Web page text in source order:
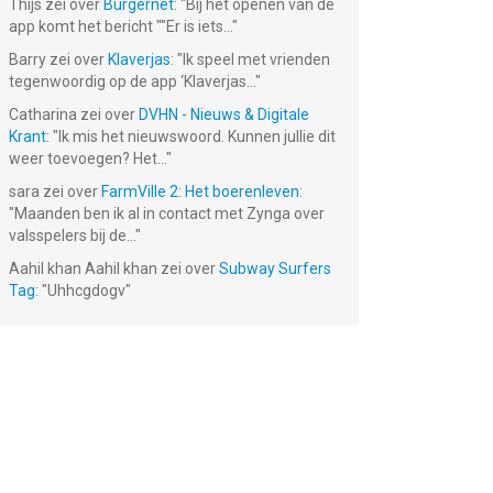
Thijs zei over Burgernet: "Bij het openen van de
app komt het bericht ""Er is iets... "
Barry zei over Klaverjas: " Ik speel met vrienden
tegenwoordig op de app ‘Klaverjas... "
Catharina zei over DVHN - Nieuws & Digitale
Krant: " Ik mis het nieuwswoord. Kunnen jullie dit
weer toevoegen? Het... "
sara zei over FarmVille 2: Het boerenleven:
"Maanden ben ik al in contact met Zynga over
valsspelers bij de... "
Aahil khan Aahil khan zei overSubway Surfers
Tag: "Uhhcgdogv"